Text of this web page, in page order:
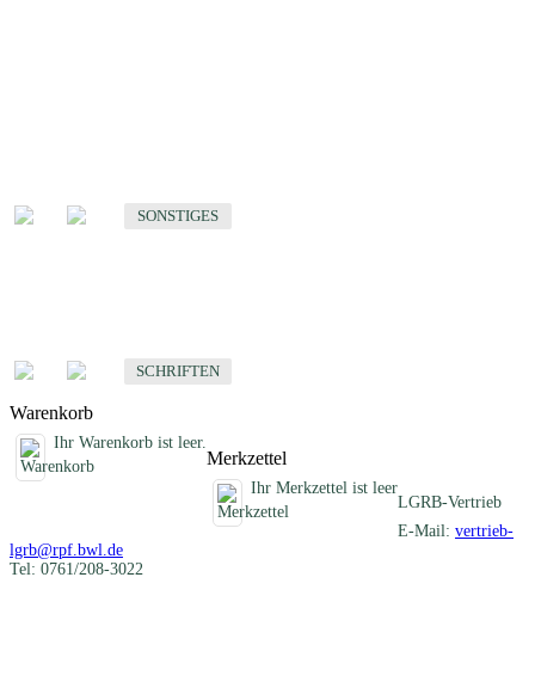
SONSTIGES
SCHRIFTEN
Warenkorb
Ihr Warenkorb ist leer.
Merkzettel
Ihr Merkzettel ist leer
LGRB-Vertrieb
E-Mail: vertrieb-
lgrb@rpf.bwl.de
Tel: 0761/208-3022